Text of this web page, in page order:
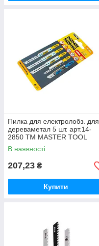
Пилка для електролобз. для
дереваметал 5 шт. арт.14-
2850 ТМ MASTER TOOL
В наявності
207,23 ₴
Купити